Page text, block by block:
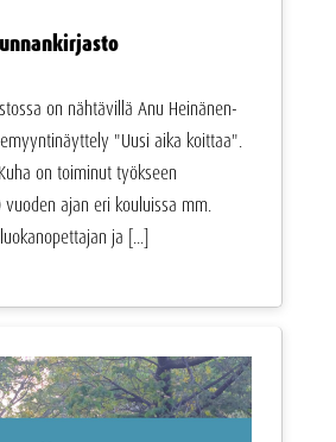
on nähtävillä Anu Heinänen-
"Uusi aika koittaa".
on toiminut työkseen
ajan eri kouluissa mm.
ja [...]